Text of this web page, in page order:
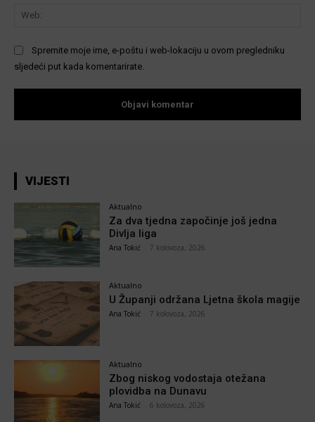
Spremite moje ime, e-poštu i web-lokaciju u ovom pregledniku
sljedeći put kada komentarirate.
VIJESTI
Aktualno
Za dva tjedna započinje još jedna
Divlja liga
Ana Tokić 7 kolovoza, 2026
Aktualno
U Županji održana Ljetna škola magije
Ana Tokić 7 kolovoza, 2026
Aktualno
Zbog niskog vodostaja otežana
plovidba na Dunavu
Ana Tokić 6 kolovoza, 2026